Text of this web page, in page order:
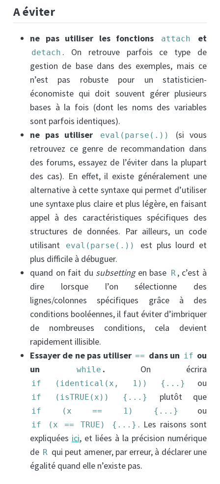
A éviter
ne pas utiliser les fonctions attach et
detach . On retrouve parfois ce type de
gestion de base dans des exemples, mais ce
n’est pas robuste pour un statisticien-
économiste qui doit souvent gérer plusieurs
bases à la fois (dont les noms des variables
sont parfois identiques).
ne pas utiliser
eval(parse(.))
(si vous
retrouvez ce genre de recommandation dans
des forums, essayez de l’éviter dans la plupart
des cas). En effet, il existe généralement une
alternative à cette syntaxe qui permet d’utiliser
une syntaxe plus claire et plus légère, en faisant
appel à des caractéristiques spécifiques des
structures de données. Par ailleurs, un code
utilisant
eval(parse(.))
est plus lourd et
plus difficile à débuguer.
quand on fait du subsettingen base R , c’est à
dire lorsque l’on sélectionne des
lignes/colonnes spécifiques grâce à des
conditions booléennes, il faut éviter d’imbriquer
de nombreuses conditions, cela devient
rapidement illisible.
Essayer de ne pas utiliser == dans un if ou
un
while . On écrira
if (identical(x, 1)) {...} ou
if (isTRUE(x)) {...} plutôt que
if (x == 1) {...} ou
if (x == TRUE) {...} . Les raisons sont
expliquées ici, et liées à la précision numérique
de R qui peut amener, par erreur, à déclarer une
égalité quand elle n’existe pas.